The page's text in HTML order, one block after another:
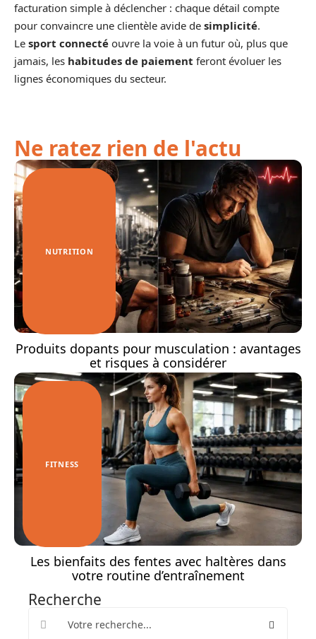
facturation simple à déclencher : chaque détail compte
pour convaincre une clientèle avide de simplicité.
Le sport connecté ouvre la voie à un futur où, plus que
jamais, les habitudes de paiement feront évoluer les
lignes économiques du secteur.
Ne ratez rien de l'actu
NUTRITION
Produits dopants pour musculation : avantages
et risques à considérer
FITNESS
Les bienfaits des fentes avec haltères dans
votre routine d’entraînement
Recherche